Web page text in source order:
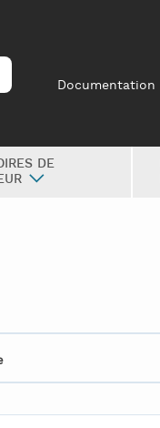
Documentation
DE